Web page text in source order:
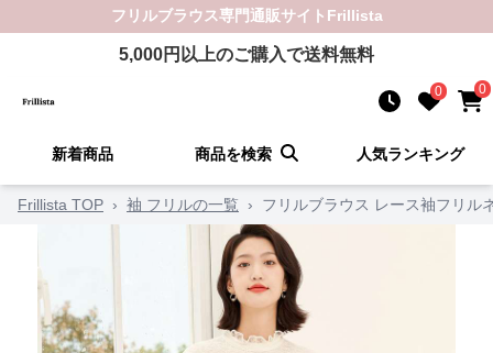
フリルブラウス専門通販サイト Frillista
5,000円以上のご購入で送料無料
0 0
新着商品 商品を検索 人気ランキング
Frillista TOP › 袖 フリルの一覧 › フリルブラウス レース袖フリル